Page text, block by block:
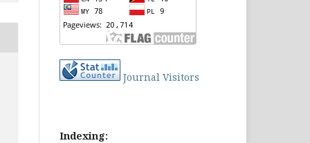
Journal Visitors
Indexing: